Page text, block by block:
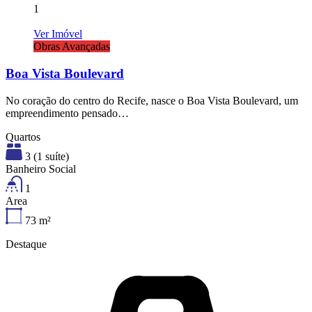
1
Ver Imóvel
Obras Avançadas
Boa Vista Boulevard
No coração do centro do Recife, nasce o Boa Vista Boulevard, um
empreendimento pensado…
Quartos
3 (1 suíte)
Banheiro Social
1
Area
73 m²
Destaque